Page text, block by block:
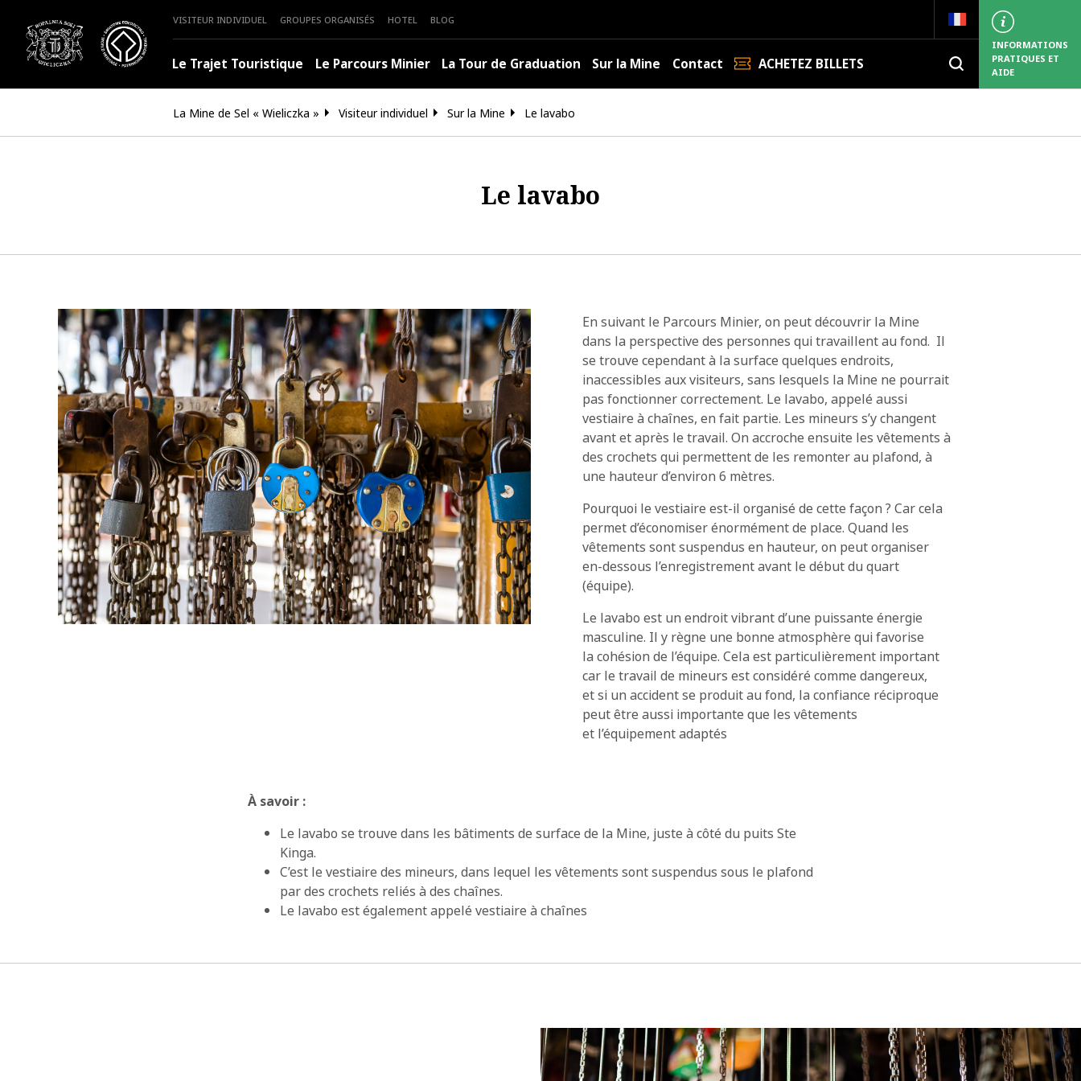
VISITEUR INDIVIDUEL GROUPES ORGANISÉS HOTEL BLOG
Le Trajet Touristique Le Parcours Minier La Tour de Graduation Sur la Mine Contact ACHETEZ BILLETS
INFORMATIONS
PRATIQUES ET
AIDE
La Mine de Sel « Wieliczka » Visiteur individuel Sur la Mine Le lavabo
Le lavabo
En suivant le Parcours Minier, on peut découvrir la Mine
dans la perspective des personnes qui travaillent au fond. Il
se trouve cependant à la surface quelques endroits,
inaccessibles aux visiteurs, sans lesquels la Mine ne pourrait
pas fonctionner correctement. Le lavabo, appelé aussi
vestiaire à chaînes, en fait partie. Les mineurs s’y changent
avant et après le travail. On accroche ensuite les vêtements à
des crochets qui permettent de les remonter au plafond, à
une hauteur d’environ 6 mètres.
Pourquoi le vestiaire est-il organisé de cette façon ? Car cela
permet d’économiser énormément de place. Quand les
vêtements sont suspendus en hauteur, on peut organiser
en-dessous l’enregistrement avant le début du quart
(équipe).
Le lavabo est un endroit vibrant d’une puissante énergie
masculine. Il y règne une bonne atmosphère qui favorise
la cohésion de l’équipe. Cela est particulièrement important
car le travail de mineurs est considéré comme dangereux,
et si un accident se produit au fond, la confiance réciproque
peut être aussi importante que les vêtements
et l’équipement adaptés
À savoir :
Le lavabo se trouve dans les bâtiments de surface de la Mine, juste à côté du puits Ste
Kinga.
C’est le vestiaire des mineurs, dans lequel les vêtements sont suspendus sous le plafond
par des crochets reliés à des chaînes.
Le lavabo est également appelé vestiaire à chaînes